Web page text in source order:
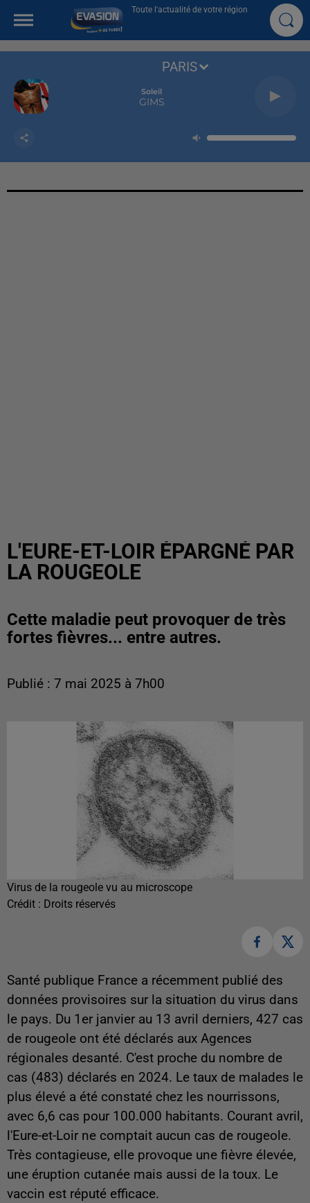
Toute l'actualité de votre région
Soleil
GIMS
PARIS
L'EURE-ET-LOIR ÉPARGNÉ PAR
LA ROUGEOLE
Cette maladie peut provoquer de très
fortes fièvres... entre autres.
Publié : 7 mai 2025 à 7h00
Virus de la rougeole vu au microscope
Crédit : Droits réservés
Santé publique France a récemment publié des
données provisoires sur la situation du virus dans
le pays. Du 1er janvier au 13 avril derniers, 427 cas
de rougeole ont été déclarés aux Agences
régionales desanté. C'est proche du nombre de
cas (483) déclarés en 2024. Le taux de malades le
plus élevé a été constaté chez les nourrissons,
avec 6,6 cas pour 100.000 habitants. Courant avril,
l'Eure-et-Loir ne comptait aucun cas de rougeole.
Très contagieuse, elle provoque une fièvre élevée,
une éruption cutanée mais aussi de la toux. Le
vaccin est réputé efficace.